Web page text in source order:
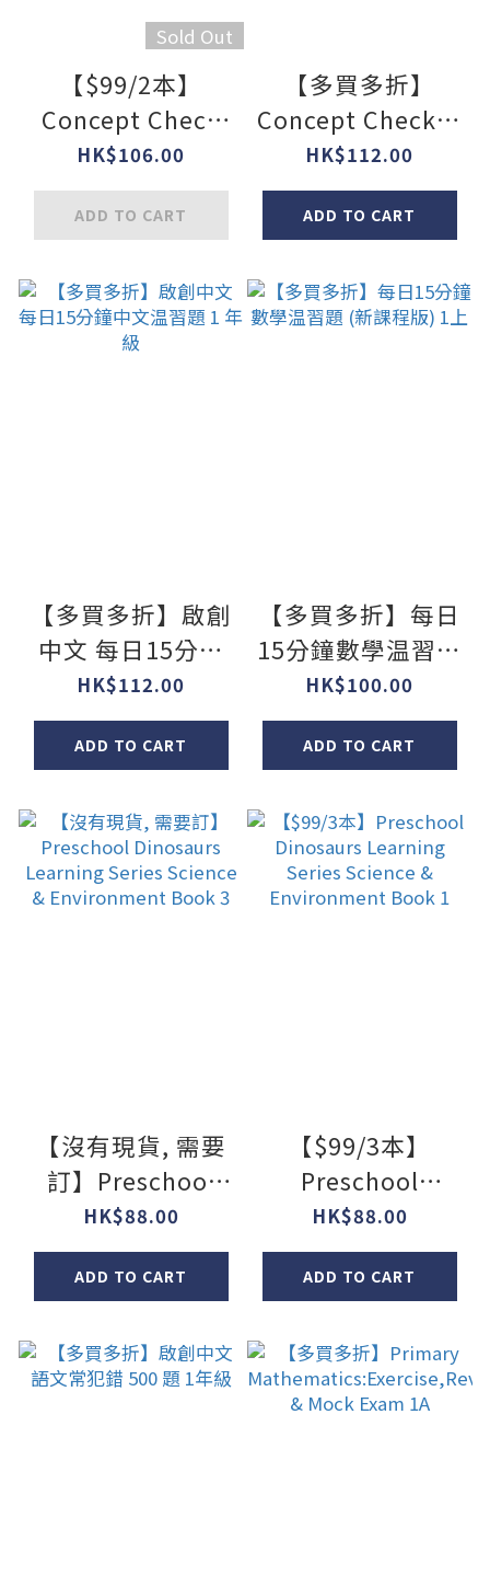
Sold Out
【$99/2本】
Concept Check
數學概念進階訓練
(新課程版) 1上
HK$106.00
ADD TO CART
【多買多折】
Concept Check重
點題型訓練 1年級
HK$112.00
ADD TO CART
【多買多折】啟創
中文 每日15分鐘
中文温習題 1 年級
HK$112.00
ADD TO CART
【多買多折】每日
15分鐘數學温習題
(新課程版) 1上
HK$100.00
ADD TO CART
【沒有現貨, 需要
訂】Preschool
Dinosaurs
Learning Series
Science &
Book 3
HK$88.00
ADD TO CART
【$99/3本】
Preschool
Dinosaurs
Learning Series
Science &
Book 1
HK$88.00
ADD TO CART